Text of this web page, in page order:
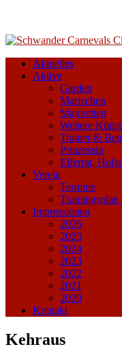
Aktuelles
Aktive
Garden
Mariechen
Majoretten
Weitere
Trainer &
Prinzessin
Elferrat,
Verein
Termine
Impressionen
2026
2025
2024
2023
2022
2021
2020
Kontakt
Kehraus